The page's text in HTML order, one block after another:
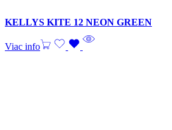
KELLYS KITE 12 NEON GREEN
Viac info